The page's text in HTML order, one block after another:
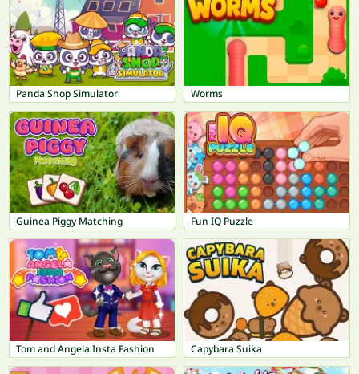
Panda Shop Simulator Worms
Guinea Piggy Matching Fun IQ Puzzle
Tom and Angela Insta Fashion Capybara Suika